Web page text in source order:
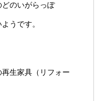
のいがらっぽ
うです。
生家具（リフォー